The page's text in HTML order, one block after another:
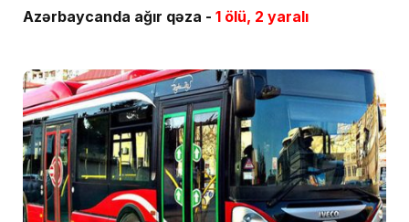
Azərbaycanda ağır qəza - 1 ölü, 2 yaralı